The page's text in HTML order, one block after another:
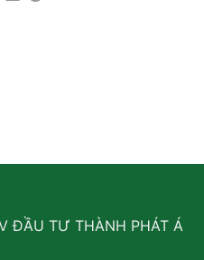
ĐẦU TƯ THÀNH PHÁT Á